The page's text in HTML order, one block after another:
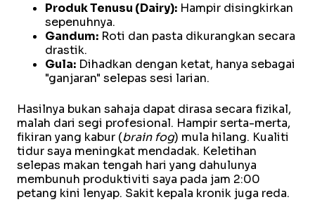
Produk Tenusu (Dairy): Hampir disingkirkan
sepenuhnya.
Gandum: Roti dan pasta dikurangkan secara
drastik.
Gula: Dihadkan dengan ketat, hanya sebagai
"ganjaran" selepas sesi larian.
Hasilnya bukan sahaja dapat dirasa secara fizikal,
malah dari segi profesional. Hampir serta-merta,
fikiran yang kabur (brain fog) mula hilang. Kualiti
tidur saya meningkat mendadak. Keletihan
selepas makan tengah hari yang dahulunya
membunuh produktiviti saya pada jam 2:00
petang kini lenyap. Sakit kepala kronik juga reda.